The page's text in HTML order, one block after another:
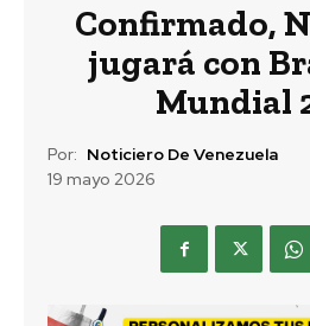
Confirmado,
jugará con
Mundial
Por: Noticiero De Venezuela
19 mayo 2026